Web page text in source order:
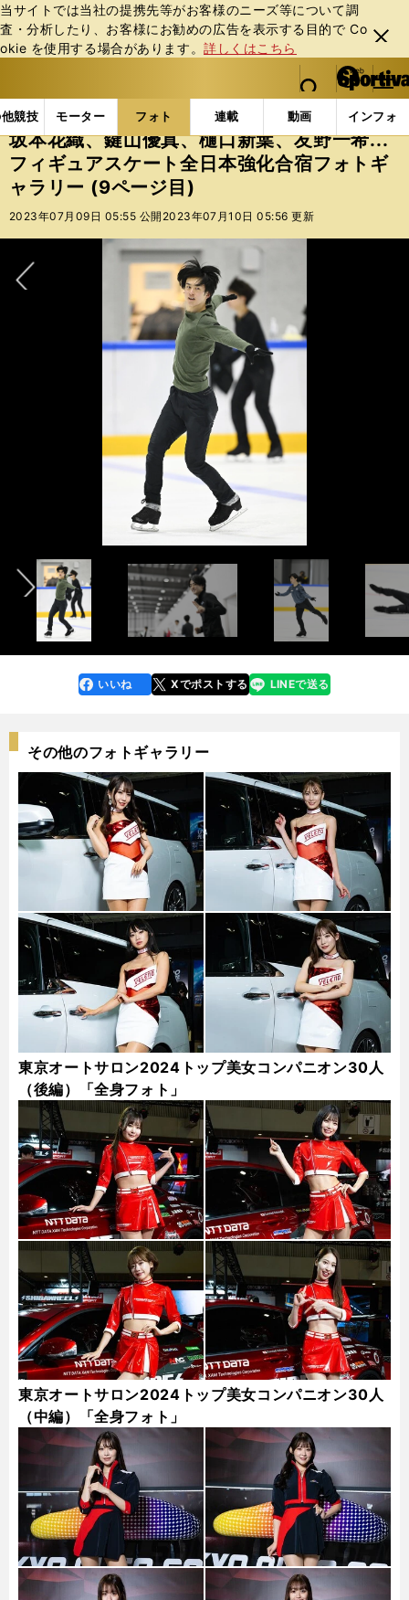
当サイトでは当社の提携先等がお客様のニーズ等について調
査・分析したり、お客様にお勧めの広告を表⽰する⽬的で Co
okie を使⽤する場合があります。詳しくはこちら
閉じ
る
web Sportiva (webスポルティーバ)
検索
マイペ
ー
ジ
メニュ
競技 モーター フォト 連載 動画 インフォ
b
ス
ポ
ル
テ
ー
バ
フォトギャラリー 坂本花織、鍵山優真、樋口新葉、
坂本花織、鍵山優真、樋口新葉、友野一希...
フィギュアスケート全日本強化合宿フォトギ
ャラリー (9ページ目)
2023年07月09日 05:55 公開 2023年07月10日 05:56 更新
photo by Noto Sunao（a presto）
photo by Noto Sunao（a presto）
faceboo
k
いいね Xでポストする
line LINEで送る
その他のフォトギャラリー
東京オートサロン2024トップ美女コンパニオン30人
（後編）「全身フォト」
東京オートサロン2024トップ美女コンパニオン30人
（中編）「全身フォト」